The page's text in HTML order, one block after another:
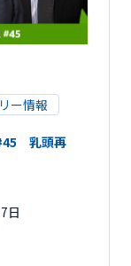
ー情報
乳頭再
日